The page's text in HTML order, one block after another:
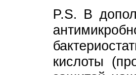
P.S. В
кислоты